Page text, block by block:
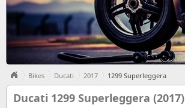
Bikes Ducati 2017 1299 Superleggera
Ducati 1299 Superleggera (2017)